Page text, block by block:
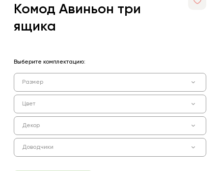
Комод Авиньон три
ящика
Выберите комплектацию:
Размер
Цвет
Декор
Доводчики